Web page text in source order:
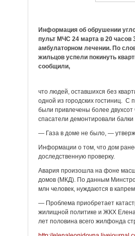
Информация об обрушении
пульт МЧС 24 марта в 20 часов
амбулаторном лечении. По
жильцов успели покинуть
сообщили,
что людей, оставшихся без
одной из городских гостиниц.
были привлечены более двухсот
спасатели демонтировали
— Газа в доме не было, —
Информации о том, что дом
доследственную проверку.
Авария произошла на фоне
домов (МКД). По данным
млн человек, нуждаются в
— Проблема приобретает
жилищной политике и ЖКХ
лет половина всего жилфонда